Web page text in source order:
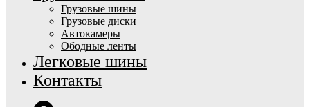
Грузовые шины
Грузовые диски
Автокамеры
Ободные ленты
Легковые шины
Контакты